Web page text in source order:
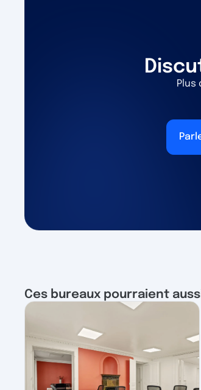
Plus
Ces bureaux pourraient